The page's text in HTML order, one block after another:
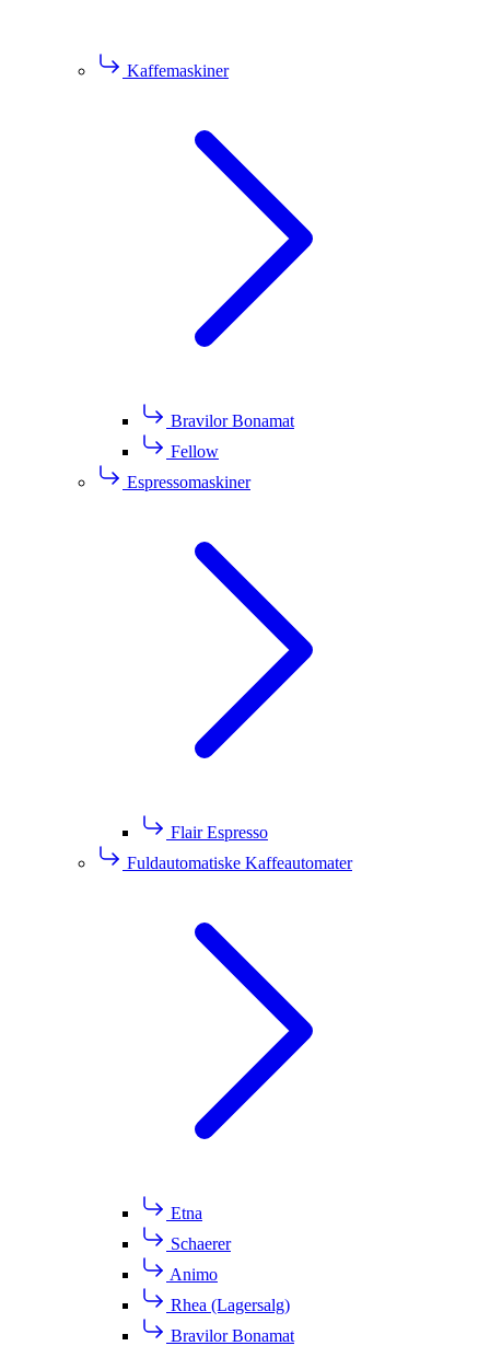
Kaffemaskiner
Bravilor Bonamat
Fellow
Espressomaskiner
Flair Espresso
Fuldautomatiske Kaffeautomater
Etna
Schaerer
Animo
Rhea (Lagersalg)
Bravilor Bonamat